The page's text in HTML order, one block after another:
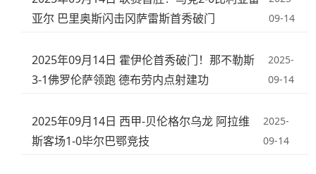
亚尔 巴里奥斯闪击冈萨雷斯首秀破门
09-14
2025年09月14日 霍伊伦首秀破门！那不勒斯
3-1佛罗伦萨领跑 德布劳内点射建功
2025-
09-14
2025年09月14日 西甲-贝伦格尔乌龙 阿拉维
斯客场1-0毕尔巴鄂竞技
2025-
09-14